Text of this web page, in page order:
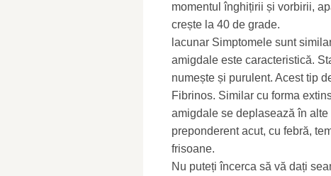
momentul înghițirii și vorbirii,
crește la 40 de grade.
lacunar Simptomele sunt
amigdale este caracteristică.
numește și purulent. Acest tip
Fibrinos. Similar cu forma
amigdale se deplasează în
preponderent acut, cu febră,
frisoane.
Nu puteți încerca să vă dați